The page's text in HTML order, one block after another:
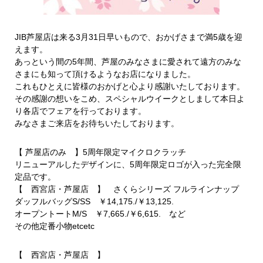
JIB芦屋店は来る3月31日早いもので、おかげさまで満5歳を迎
えます。
あっという間の5年間、芦屋のみなさまに愛されて遠方のみな
さまにも知って頂けるようなお店になりました。
これもひとえに皆様のおかげと心より感謝いたしております。
その感謝の想いをこめ、スペシャルウイークとしまして本日よ
り各店でフェアを行っております。
みなさまご来店をお待ちいたしております。
【 芦屋店のみ 】5周年限定マイクロクラッチ
リニューアルしたデザインに、5周年限定ロゴが入った完全限
定品です。
【 西宮店・芦屋店 】 さくらシリーズ フルラインナップ
ダッフルバッグS/SS ￥14,175./￥13,125.
オープントートM/S ￥7,665./￥6,615. など
その他定番小物etcetc
【 西宮店・芦屋店 】